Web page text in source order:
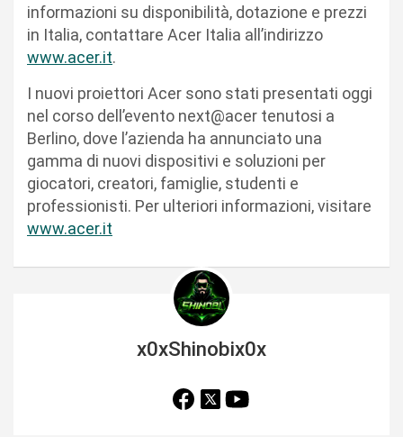
informazioni su disponibilità, dotazione e prezzi
in Italia, contattare Acer Italia all’indirizzo
www.acer.it.
I nuovi proiettori Acer sono stati presentati oggi
nel corso dell’evento next@acer tenutosi a
Berlino, dove l’azienda ha annunciato una
gamma di nuovi dispositivi e soluzioni per
giocatori, creatori, famiglie, studenti e
professionisti. Per ulteriori informazioni, visitare
www.acer.it
x0xShinobix0x